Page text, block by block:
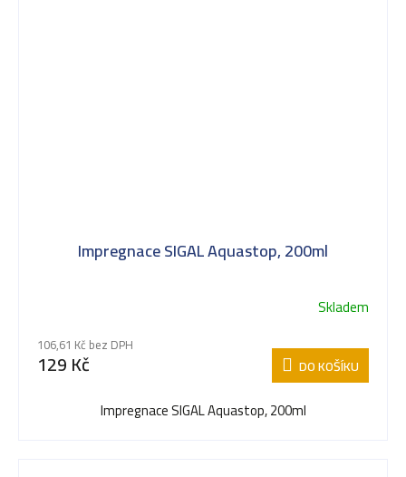
Impregnace SIGAL Aquastop, 200ml
Skladem
106,61 Kč bez DPH
129 Kč DO KOŠÍKU
Impregnace SIGAL Aquastop, 200ml